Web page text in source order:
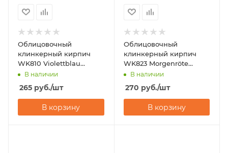
Облицовочный
клинкерный кирпич
WK810 Violettblau
geflammt 290x60x40
Westerwalder Klinker
В наличии
265 руб./шт
В корзину
Облицовочный
клинкерный кирпич
WK823 Morgenröte
240x55x71 Westerwalder
В наличии
270 руб./шт
В корзину